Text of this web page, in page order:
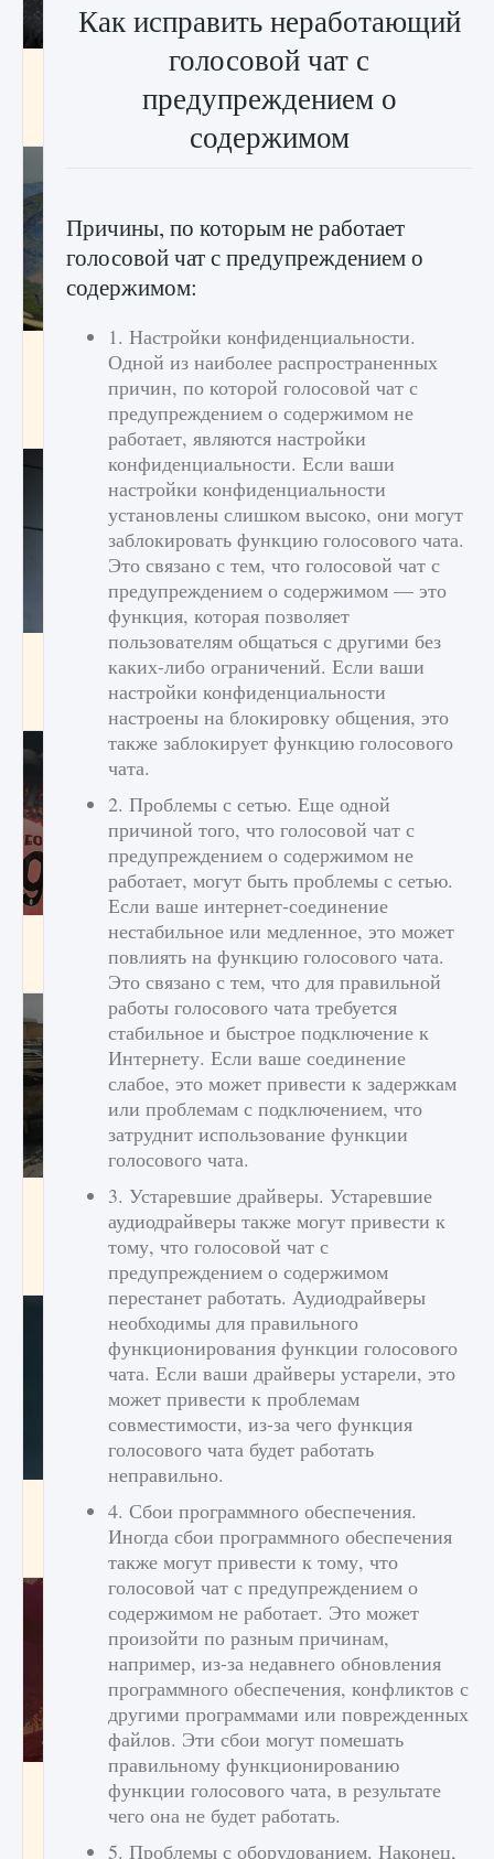
лицензии, лиги, команды и стадионы в EA
Как исправить ошибку Palworld EPalworld
«Идет сохранение мира — Невозможно
начать сохранение данных мира»
9 августа 2024 2 711 0 0
Все новые функции в режиме карьеры EA
9 августа 2024 2 096
Входят ли «Милан» и «Интер» в EA FC 25
9 августа 2024 2 064 0 1
Как исправить текстовую ошибку
пользовательского интерфейса Delta
Force Hawk Ops
9 августа 2024 1 945 0 0
Как проверить статус сервера Delta Force
Hawk Ops
1 286
Как приручить существ джунглей Нари в
игре Creatures of Ava
Как исправить неработающий
голосовой чат с
предупреждением о
содержимом
Причины, по которым не работает
голосовой чат с предупреждением о
содержимом:
1. Настройки конфиденциальности.
Одной из наиболее распространенных
причин, по которой голосовой чат с
предупреждением о содержимом не
работает, являются настройки
конфиденциальности. Если ваши
настройки конфиденциальности
установлены слишком высоко, они могут
заблокировать функцию голосового чата.
Это связано с тем, что голосовой чат с
предупреждением о содержимом — это
функция, которая позволяет
пользователям общаться с другими без
каких-либо ограничений. Если ваши
настройки конфиденциальности
настроены на блокировку общения, это
также заблокирует функцию голосового
чата.
2. Проблемы с сетью. Еще одной
причиной того, что голосовой чат с
предупреждением о содержимом не
работает, могут быть проблемы с сетью.
Если ваше интернет-соединение
нестабильное или медленное, это может
повлиять на функцию голосового чата.
Это связано с тем, что для правильной
работы голосового чата требуется
стабильное и быстрое подключение к
Интернету. Если ваше соединение
слабое, это может привести к задержкам
или проблемам с подключением, что
затруднит использование функции
голосового чата.
3. Устаревшие драйверы. Устаревшие
аудиодрайверы также могут привести к
тому, что голосовой чат с
предупреждением о содержимом
перестанет работать. Аудиодрайверы
необходимы для правильного
функционирования функции голосового
чата. Если ваши драйверы устарели, это
может привести к проблемам
совместимости, из-за чего функция
голосового чата будет работать
неправильно.
4. Сбои программного обеспечения.
Иногда сбои программного обеспечения
также могут привести к тому, что
голосовой чат с предупреждением о
содержимом не работает. Это может
произойти по разным причинам,
например, из-за недавнего обновления
программного обеспечения, конфликтов с
другими программами или поврежденных
файлов. Эти сбои могут помешать
правильному функционированию
функции голосового чата, в результате
чего она не будет работать.
5. Проблемы с оборудованием. Наконец,